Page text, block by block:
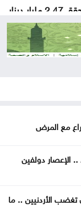
الأردن يستقبل 3.15 مليون زائر ويحقق 2.47 مليار دينار
عبور في
الطريق الصحراوي
الحمام
وعينية
إيجابية
مع المرض
.. الإعصار دولفين
الأردنيين .. ما